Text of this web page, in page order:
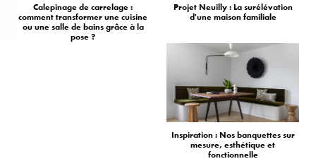
Calepinage de carrelage :
comment transformer une cuisine
ou une salle de bains grâce à la
pose ?
Projet Neuilly : La surélévation
d'une maison familiale
Inspiration : Nos banquettes sur
mesure, esthétique et
fonctionnelle